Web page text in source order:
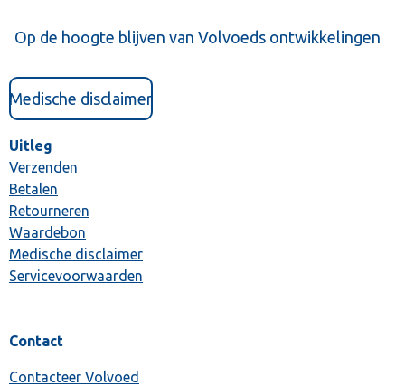
Op de hoogte blijven van Volvoeds ontwikkelingen
Medische disclaimer
Uitleg
Verzenden
Betalen
Retourneren
Waardebon
Medische disclaimer
Servicevoorwaarden
Contact
Contacteer Volvoed